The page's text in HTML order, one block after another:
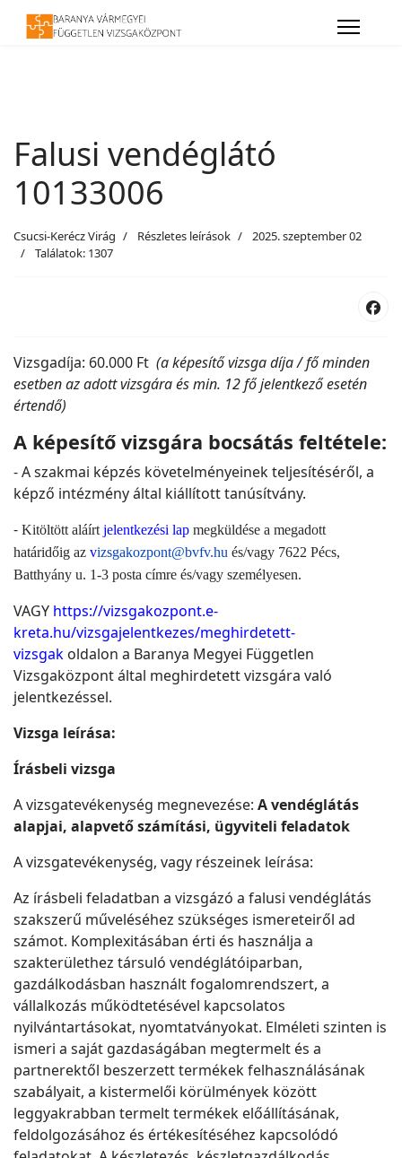
Falusi vendéglátó
10133006
Csucsi-Kerécz Virág Részletes leírások
2025. szeptember 02
Találatok: 1307
Vizsgadíja: 60.000 Ft (a képesítő vizsga díja / fő minden
esetben az adott vizsgára és min. 12 fő jelentkező esetén
értendő)
A képesítő vizsgára bocsátás feltétele:
- A szakmai képzés követelményeinek teljesítéséről, a
képző intézmény által kiállított tanúsítvány.
- Kitöltött aláírt jelentkezési lap megküldése a megadott
határidőig az vizsgakozpont@bvfv.hu és/vagy 7622 Pécs,
Batthyány u. 1-3 posta címre és/vagy személyesen.
VAGY https://vizsgakozpont.e-
kreta.hu/vizsgajelentkezes/meghirdetett-
vizsgak oldalon a Baranya Megyei Független
Vizsgaközpont által meghirdetett vizsgára való
jelentkezéssel.
Vizsga leírása:
Írásbeli vizsga
A vizsgatevékenység megnevezése: A vendéglátás
alapjai, alapvető számítási, ügyviteli feladatok
A vizsgatevékenység, vagy részeinek leírása:
Az írásbeli feladatban a vizsgázó a falusi vendéglátás
szakszerű műveléséhez szükséges ismereteiről ad
számot. Komplexitásában érti és használja a
szakterülethez társuló vendéglátóiparban,
gazdálkodásban használt fogalomrendszert, a
vállalkozás működtetésével kapcsolatos
nyilvántartásokat, nyomtatványokat. Elméleti szinten is
ismeri a saját gazdaságában megtermelt és a
partnerektől beszerzett termékek felhasználásának
szabályait, a kistermelői körülmények között
leggyakrabban termelt termékek előállításának,
feldolgozásához és értékesítéséhez kapcsolódó